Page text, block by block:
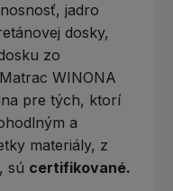
jadro
dosky,
zo
WINONA
pre tých, ktorí
a
materiály, z
sú certifikované.